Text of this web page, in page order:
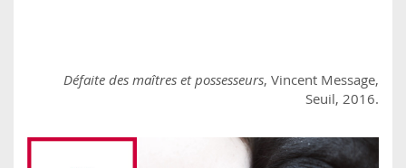
Défaite des maîtres et possesseurs, Vincent Message,
Seuil, 2016.